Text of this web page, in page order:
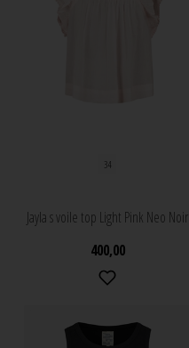
34
Jayla s voile top Light Pink Neo Noir
400,00